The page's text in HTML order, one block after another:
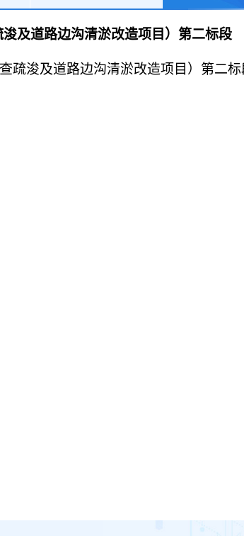
及道路边沟清淤改造项目）第二标段
疏浚及道路边沟清淤改造项目）第二标